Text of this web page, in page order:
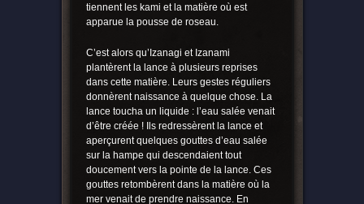
tiennent les kami et la matière où est
apparue la pousse de roseau.
C’est alors qu’Izanagi et Izanami
plantèrent la lance à plusieurs reprises
dans cette matière. Leurs gestes réguliers
donnèrent naissance à quelque chose. La
lance toucha un liquide : l’eau salée venait
d’être créée ! Ils redressèrent la lance et
aperçurent quelques gouttes d’eau salée
sur la hampe qui descendaient tout
doucement vers la pointe de la lance. Ces
gouttes retombèrent dans la matière où la
mer venait de prendre naissance. En